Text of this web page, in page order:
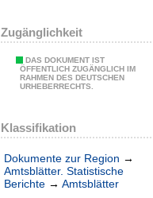
Zugänglichkeit
DAS DOKUMENT IST
ÖFFENTLICH ZUGÄNGLICH IM
RAHMEN DES DEUTSCHEN
URHEBERRECHTS.
Klassifikation
Dokumente zur Region →
Amtsblätter. Statistische
Berichte → Amtsblätter